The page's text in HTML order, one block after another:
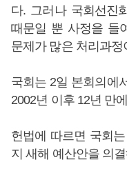
다. 그러나 국회선진
때문일 뿐 사정을 들
문제가 많은 처리과
국회는 2일 본회의에
2002년 이후 12년 만
헌법에 따르면 국회
지 새해 예산안을 의